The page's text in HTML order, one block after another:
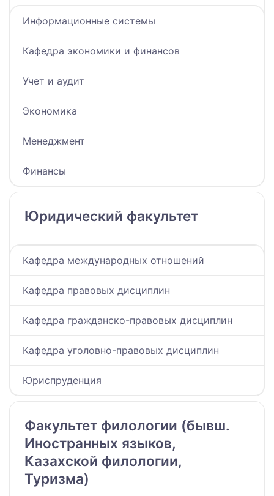
Информационные системы
Кафедра экономики и финансов
Учет и аудит
Экономика
Менеджмент
Финансы
Юридический факультет
Кафедра международных отношений
Кафедра правовых дисциплин
Кафедра гражданско-правовых дисциплин
Кафедра уголовно-правовых дисциплин
Юриспруденция
Факультет филологии (бывш.
Иностранных языков,
Казахской филологии,
Туризма)